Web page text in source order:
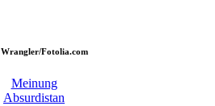
Wrangler/Fotolia.com
Meinung
Absurdistan